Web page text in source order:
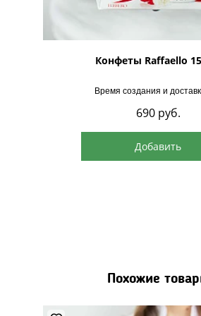
Конфеты Raffaello
Время создания и
690 руб.
Добавить
Похожие